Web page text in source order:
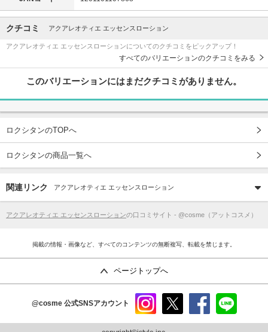
クチコミ アクアレオティエ エッセンスローション
アクアレオティエ エッセンスローションについてのクチコミをピックアップ！
すべてのバリエーションのクチコミをみる
このバリエーションにはまだクチコミがありません。
ロクシタンのTOPへ
ロクシタンの商品一覧へ
関連リンク アクアレオティエ エッセンスローション
アクアレオティエ エッセンスローションの口コミサイト - @cosme（アットコスメ）
掲載の情報・画像など、すべてのコンテンツの無断複写、転載を禁じます。
ページトップへ
@cosme 公式SNSアカウント
ram